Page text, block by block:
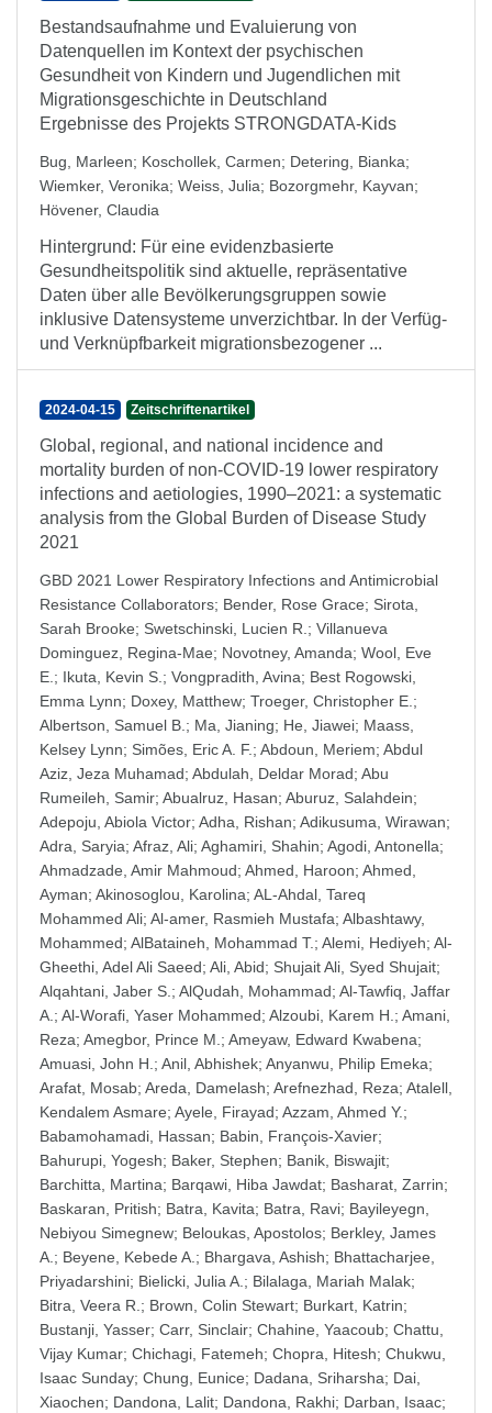
Bestandsaufnahme und Evaluierung von
Datenquellen im Kontext der psychischen
Gesundheit von Kindern und Jugendlichen mit
Migrationsgeschichte in Deutschland
Ergebnisse des Projekts STRONGDATA-Kids
Bug, Marleen; Koschollek, Carmen; Detering, Bianka;
Wiemker, Veronika; Weiss, Julia; Bozorgmehr, Kayvan;
Hövener, Claudia
Hintergrund: Für eine evidenzbasierte
Gesundheitspolitik sind aktuelle, repräsentative
Daten über alle Bevölkerungsgruppen sowie
inklusive Datensysteme unverzichtbar. In der Verfüg-
und Verknüpfbarkeit migrationsbezogener ...
2024-04-15 Zeitschriftenartikel
Global, regional, and national incidence and
mortality burden of non-COVID-19 lower respiratory
infections and aetiologies, 1990–2021: a systematic
analysis from the Global Burden of Disease Study
2021
GBD 2021 Lower Respiratory Infections and Antimicrobial
Resistance Collaborators; Bender, Rose Grace; Sirota,
Sarah Brooke; Swetschinski, Lucien R. ; Villanueva
Dominguez, Regina-Mae; Novotney, Amanda; Wool, Eve
E. ; Ikuta, Kevin S. ; Vongpradith, Avina; Best Rogowski,
Emma Lynn; Doxey, Matthew; Troeger, Christopher E. ;
Albertson, Samuel B. ; Ma, Jianing; He, Jiawei; Maass,
Kelsey Lynn; Simões, Eric A. F. ; Abdoun, Meriem; Abdul
Aziz, Jeza Muhamad; Abdulah, Deldar Morad; Abu
Rumeileh, Samir; Abualruz, Hasan; Aburuz, Salahdein;
Adepoju, Abiola Victor; Adha, Rishan; Adikusuma, Wirawan;
Adra, Saryia; Afraz, Ali; Aghamiri, Shahin; Agodi, Antonella;
Ahmadzade, Amir Mahmoud; Ahmed, Haroon; Ahmed,
Ayman; Akinosoglou, Karolina; AL-Ahdal, Tareq
Mohammed Ali; Al-amer, Rasmieh Mustafa; Albashtawy,
Mohammed; AlBataineh, Mohammad T.; Alemi, Hediyeh; Al-
Gheethi, Adel Ali Saeed; Ali, Abid; Shujait Ali, Syed Shujait;
Alqahtani, Jaber S. ; AlQudah, Mohammad; Al-Tawfiq, Jaffar
A. ; Al-Worafi, Yaser Mohammed; Alzoubi, Karem H. ; Amani,
Reza; Amegbor, Prince M. ; Ameyaw, Edward Kwabena;
Amuasi, John H. ; Anil, Abhishek; Anyanwu, Philip Emeka;
Arafat, Mosab; Areda, Damelash; Arefnezhad, Reza; Atalell,
Kendalem Asmare; Ayele, Firayad; Azzam, Ahmed Y.;
Babamohamadi, Hassan; Babin, François-Xavier;
Bahurupi, Yogesh; Baker, Stephen; Banik, Biswajit;
Barchitta, Martina; Barqawi, Hiba Jawdat; Basharat, Zarrin;
Baskaran, Pritish; Batra, Kavita; Batra, Ravi; Bayileyegn,
Nebiyou Simegnew; Beloukas, Apostolos; Berkley, James
A. ; Beyene, Kebede A. ; Bhargava, Ashish; Bhattacharjee,
Priyadarshini; Bielicki, Julia A. ; Bilalaga, Mariah Malak;
Bitra, Veera R. ; Brown, Colin Stewart; Burkart, Katrin;
Bustanji, Yasser; Carr, Sinclair; Chahine, Yaacoub; Chattu,
Vijay Kumar; Chichagi, Fatemeh; Chopra, Hitesh; Chukwu,
Isaac Sunday; Chung, Eunice; Dadana, Sriharsha; Dai,
Xiaochen; Dandona, Lalit; Dandona, Rakhi; Darban, Isaac;